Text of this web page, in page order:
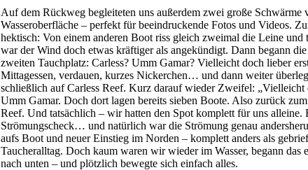
Auf dem Rückweg begleiteten uns außerdem zwei große Schwärme
Wasseroberfläche – perfekt für beeindruckende Fotos und Videos.
hektisch: Von einem anderen Boot riss gleich zweimal die Leine
war der Wind doch etwas kräftiger als angekündigt. Dann begann
zweiten Tauchplatz: Carless? Umm Gamar? Vielleicht doch lieber
Mittagessen, verdauen, kurzes Nickerchen… und dann weiter
schließlich auf Carless Reef. Kurz darauf wieder Zweifel:
Umm Gamar. Doch dort lagen bereits sieben Boote. Also zurück
Reef. Und tatsächlich – wir hatten den Spot komplett für uns alleine.
Strömungscheck… und natürlich war die Strömung genau
aufs Boot und neuer Einstieg im Norden – komplett anders als
Taucheralltag. Doch kaum waren wir wieder im Wasser, begann
nach unten – und plötzlich bewegte sich einfach alles.